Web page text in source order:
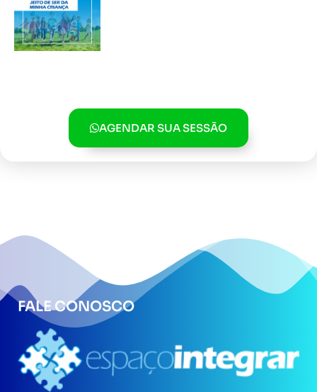
AGENDAR SUA SESSÃO
FALE CONOSCO